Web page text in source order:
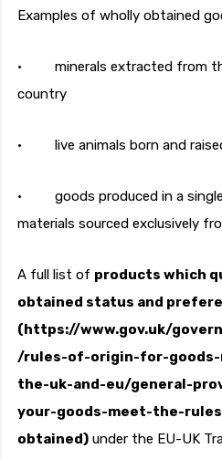
Examples of wholly obtained
· minerals extracted from
country
· live animals born and
· goods produced in a
materials sourced exclusively
A full list of products which
obtained status and
(https://www.gov.uk/
/rules-of-origin-for-goods-
the-uk-and-eu/general-
your-goods-meet-the-
obtained) under the EU-UK